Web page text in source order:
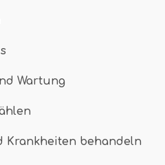
Wartung
Krankheiten behandeln